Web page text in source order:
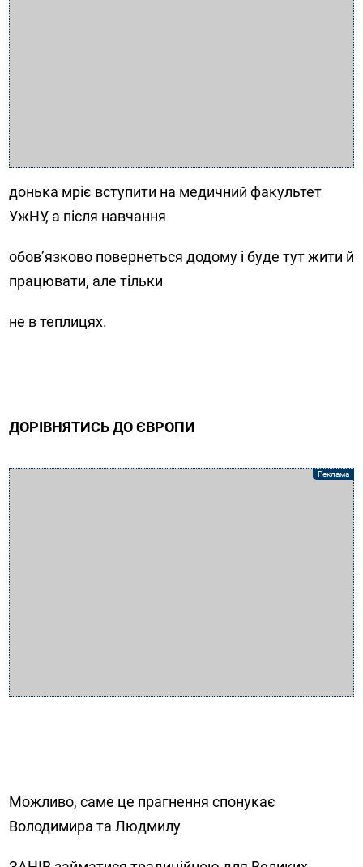
донька мріє вступити на медичний факультет
УжНУ, а після навчання
обов’язково повернеться додому і буде тут жити й
працювати, але тільки
не в теплицях.
ДОРІВНЯТИСЬ ДО ЄВРОПИ
Можливо, саме це прагнення спонукає
Володимира та Людмилу